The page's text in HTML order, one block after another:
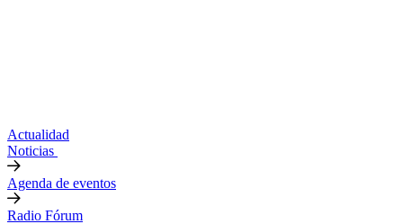
Actualidad
Noticias
Agenda de eventos
Radio Fórum